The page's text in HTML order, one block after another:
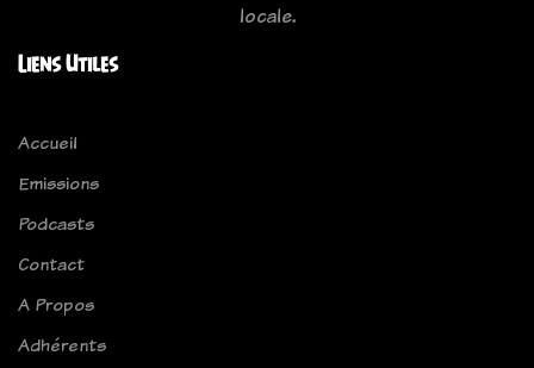
locale.
Liens Utiles
Accueil
Emissions
Podcasts
Contact
A Propos
Adhérents